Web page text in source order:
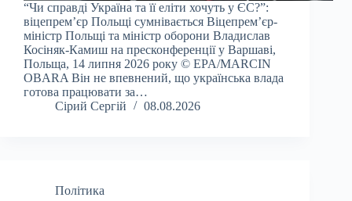
“Чи справді Україна та її еліти хочуть у ЄС?”:
віцепрем’єр Польщі сумнівається Віцепрем’єр-
міністр Польщі та міністр оборони Владислав
Косіняк-Камиш на пресконференції у Варшаві,
Польща, 14 липня 2026 року © EPA/MARCIN
OBARA Він не впевнений, що українська влада
готова працювати за…
Сірий Сергій
08.08.2026
Політика